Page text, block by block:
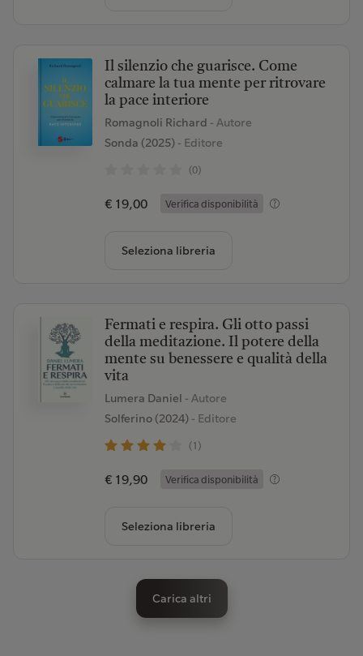
Il silenzio che guarisce. Come
calmare la tua mente per ritrovare
la pace interiore
Romagnoli Richard - Autore
Sonda (2025)- Editore
(0)
€ 19,00 Verifica disponibilità
Seleziona libreria
Fermati e respira. Gli otto passi
della meditazione. Il potere della
mente su benessere e qualità della
vita
Lumera Daniel - Autore
Solferino (2024)- Editore
(1)
€ 19,90 Verifica disponibilità
Seleziona libreria
Carica altri